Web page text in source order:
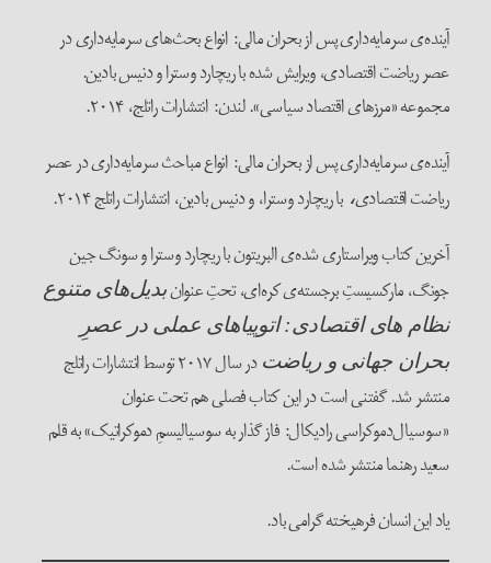
آینده‌ی سرمایه‌داری پس از بحران مالی: انواع بحث‌های سرمایه‌داری در
عصر ریاضت اقتصادی، ویرایش شده با ریچارد وسترا و دنیس بادین.
مجموعه «مرزهای اقتصاد سیاسی». لندن: انتشارات راتلج، ۲۰۱۴.
آینده‌ی سرمایه‌داری پس از بحران مالی: انواع مباحث سرمایه‌داری در عصر
ریاضت اقتصادی،با ریچارد وسترا، و دنیس بادین، انتشارات راتلج ۲۰۱۴.
آخرین کتاب ویراستاری شده‌ی البریتون با ریچارد وسترا و سونگ جین
جونگ، مارکسیستِ برجسته‌ی کره‌ای، تحتِ عنوانبدیل‌های متنوع
نظام های اقتصادی: اتوپیاهای عملی در عصرِ
بحران جهانی و ریاضت
در سال ۲۰۱۷ توسط انتشارات راتلج
منتشر شد. گفتنی است در این کتاب فصلی هم تحت عنوان
«سوسیال‌دموکراسی رادیکال: فاز گذار به سوسیالیسمِ دموکراتیک» به قلم
سعید رهنما منتشر شده است.
یاد این انسان فرهیخته گرامی باد.